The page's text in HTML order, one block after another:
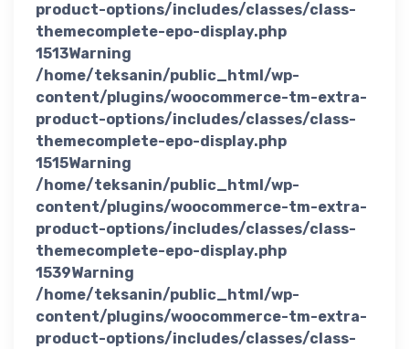
product-options/includes/classes/class-
themecomplete-epo-display.php
1513Warning
/home/teksanin/public_html/wp-
content/plugins/woocommerce-tm-extra-
product-options/includes/classes/class-
themecomplete-epo-display.php
1515Warning
/home/teksanin/public_html/wp-
content/plugins/woocommerce-tm-extra-
product-options/includes/classes/class-
themecomplete-epo-display.php
1539Warning
/home/teksanin/public_html/wp-
content/plugins/woocommerce-tm-extra-
product-options/includes/classes/class-